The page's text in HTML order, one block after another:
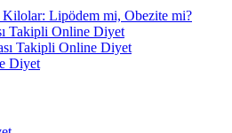
Lipödem mi, Obezite mi?
Takipli Online Diyet
Takipli Online Diyet
Diyet